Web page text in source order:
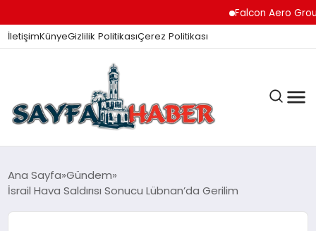
Falcon Aero Group,
İletişimKünyeGizlilik PolitikasıÇerez Politikası
ANA SAYFA
Ana Sayfa Gündem
İsrail Hava Saldırısı Sonucu Lübnan’da Gerilim